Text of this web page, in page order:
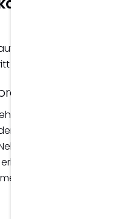
seriöse Quellen
für Schritt aufbauen.
gehört zu
lokalen
einer besseren
du gleichzeitig